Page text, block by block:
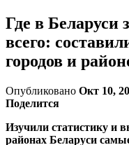
Где в Беларуси
всего:
городов и
Опубликовано Окт 10,
Поделится
Изучили статистику и
районах Беларуси